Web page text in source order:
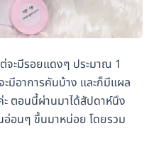
จะมีรอยแดงๆ ประมาณ 1
มีอาการคันบ้าง และก็มีแผล
ะ ตอนนี้ผ่านมาได้สัปดาห์นึง
อ่อนๆ ขึ้นมาหน่อย โดยรวม